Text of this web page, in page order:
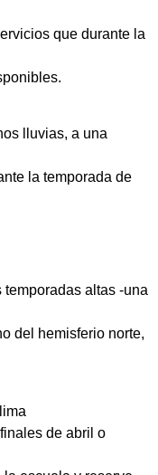
que durante la
lluvias, a una
la temporada de
altas -una
del hemisferio norte,
de abril o